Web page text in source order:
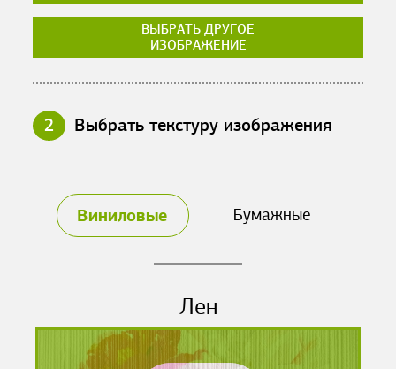
ВЫБРАТЬ ДРУГОЕ
ИЗОБРАЖЕНИЕ
2 Выбрать текстуру изображения
Виниловые Бумажные
Лен